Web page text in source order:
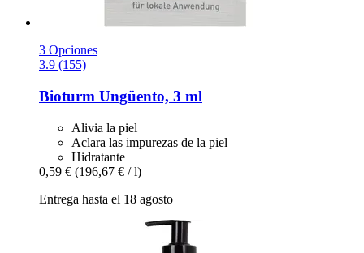
3 Opciones
3.9 (155)
Bioturm Ungüento, 3 ml
Alivia la piel
Aclara las impurezas de la piel
Hidratante
0,59 € (196,67 € / l)
Entrega hasta el 18 agosto